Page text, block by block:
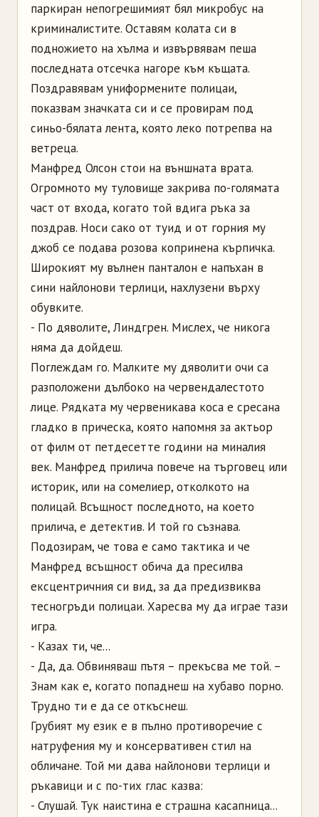
паркиран непогрешимият бял микробус на
криминалистите. Оставям колата си в
подножието на хълма и извървявам пеша
последната отсечка нагоре към къщата.
Поздравявам униформените полицаи,
показвам значката си и се провирам под
синьо-бялата лента, която леко потрепва на
ветреца.
Манфред Олсон стои на външната врата.
Огромното му туловище закрива по-голямата
част от входа, когато той вдига ръка за
поздрав. Носи сако от туид и от горния му
джоб се подава розова копринена кърпичка.
Широкият му вълнен панталон е напъхан в
сини найлонови терлици, нахлузени върху
обувките.
- По дяволите, Линдгрен. Мислех, че никога
няма да дойдеш.
Поглеждам го. Малките му дяволити очи са
разположени дълбоко на червендалестото
лице. Рядката му червеникава коса е сресана
гладко в прическа, която напомня за актьор
от филм от петдесетте години на миналия
век. Манфред прилича повече на търговец или
историк, или на сомелиер, отколкото на
полицай. Всъщност последното, на което
прилича, е детектив. И той го съзнава.
Подозирам, че това е само тактика и че
Манфред всъщност обича да пресилва
ексцентричния си вид, за да предизвиква
тесногръди полицаи. Харесва му да играе тази
игра.
- Казах ти, че...
- Да, да. Обвиняваш пътя – прекъсва ме той. –
Знам как е, когато попаднеш на хубаво порно.
Трудно ти е да се откъснеш.
Грубият му език е в пълно противоречие с
натруфения му и консервативен стил на
обличане. Той ми дава найлонови терлици и
ръкавици и с по-тих глас казва:
- Слушай. Тук наистина е страшна касапница...